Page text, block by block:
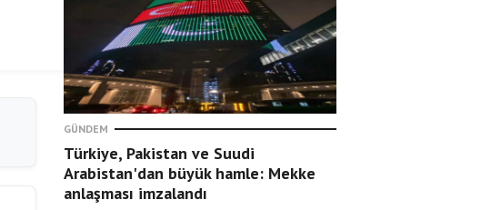
GÜNDEM
Türkiye, Pakistan ve Suudi
Arabistan'dan büyük hamle: Mekke
anlaşması imzalandı